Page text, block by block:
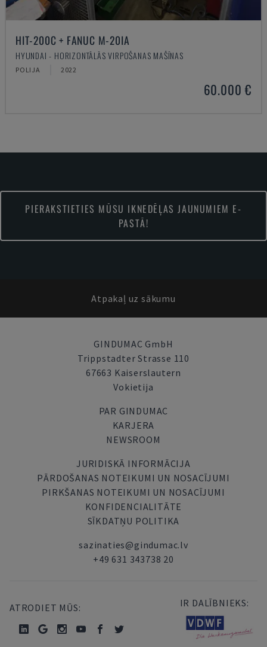
HIT-200C + FANUC M-20IA
HYUNDAI - HORIZONTĀLĀS VIRPOŠANAS MAŠĪNAS
POLIJA 2022
60.000 €
PIERAKSTIETIES MŪSU IKNEDĒĻAS JAUNUMIEM E-
PASTĀ!
Atpakaļ uz sākumu
GINDUMAC GmbH
Trippstadter Strasse 110
67663 Kaiserslautern
Vokietija
PAR GINDUMAC
KARJERA
NEWSROOM
JURIDISKĀ INFORMĀCIJA
PĀRDOŠANAS NOTEIKUMI UN NOSACĪJUMI
PIRKŠANAS NOTEIKUMI UN NOSACĪJUMI
KONFIDENCIALITĀTE
SĪKDATŅU POLITIKA
sazinaties@gindumac.lv
+49 631 343738 20
ATRODIET MŪS: IR DALĪBNIEKS: